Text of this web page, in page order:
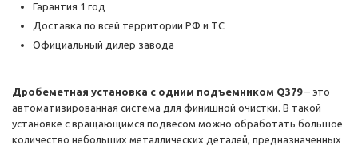
Гарантия 1 год
Доставка по всей территории РФ и ТС
Официальный дилер завода
Дробеметная установка с одним подъемником Q379– это
автоматизированная система для финишной очистки. В такой
установке с вращающимся подвесом можно обработать большое
количество небольших металлических деталей, предназначенных